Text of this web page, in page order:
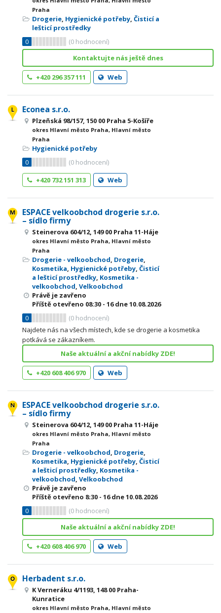
Praha
Drogerie, Hygienické potřeby, Čisticí a
lešticí prostředky
0
(0 hodnocení)
Kontaktujte nás ještě dnes
+420 296 357 111 Web
Econea s.r.o.
Plzeňská 98/157, 150 00 Praha 5-Košíře
okres Hlavní město Praha, Hlavní město
Praha
Hygienické potřeby
0
(0 hodnocení)
+420 732 151 313
Web
ESPACE velkoobchod drogerie s.r.o.
– sídlo firmy
Steinerova 604/12, 149 00 Praha 11-Háje
okres Hlavní město Praha, Hlavní město
Praha
Drogerie - velkoobchod, Drogerie,
Kosmetika, Hygienické potřeby, Čisticí
a lešticí prostředky, Kosmetika -
velkoobchod, Velkoobchod
Právě je zavřeno
Příště otevřeno 08:30 - 16dne 10.08.2026
0
(0 hodnocení)
Najdete nás na všech místech, kde se drogerie a kosmetika
potkává se zákazníkem.
Naše aktuální a akční nabídky ZDE!
+420 608 406 970 Web
ESPACE velkoobchod drogerie s.r.o.
– sídlo firmy
Steinerova 604/12, 149 00 Praha 11-Háje
okres Hlavní město Praha, Hlavní město
Praha
Drogerie - velkoobchod, Drogerie,
Kosmetika, Hygienické potřeby, Čisticí
a lešticí prostředky, Kosmetika -
velkoobchod, Velkoobchod
Právě je zavřeno
Příště otevřeno 8:30 - 16dne 10.08.2026
0
(0 hodnocení)
Naše aktuální a akční nabídky ZDE!
+420 608 406 970 Web
Herbadent s.r.o.
K Verneráku 4/1193, 148 00 Praha-
Kunratice
okres Hlavní město Praha, Hlavní město